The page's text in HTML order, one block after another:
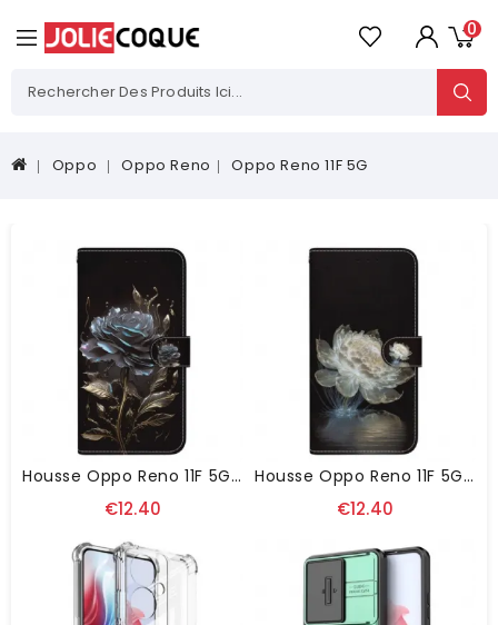
0
Oppo Oppo Reno Oppo Reno 11F 5G
Housse Oppo Reno 11F 5G Rose Noire À Lanière
€12.40
Housse Oppo Reno 11F 5G Pivoine Cristal À Lanière
€12.40